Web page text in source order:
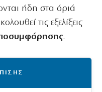
ήδη στα όριά
τις εξελίξεις
.